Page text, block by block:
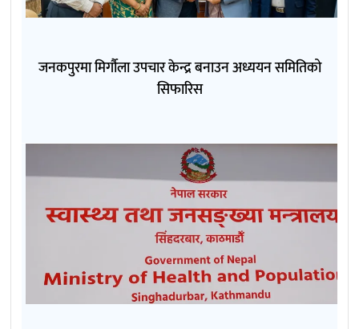
जनकपुरमा मिर्गौला उपचार केन्द्र बनाउन अध्ययन समितिको
सिफारिस